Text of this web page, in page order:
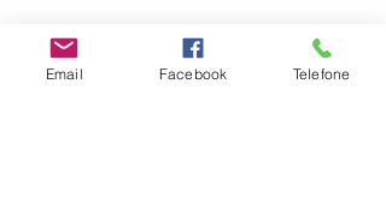
Email Facebook Telefone